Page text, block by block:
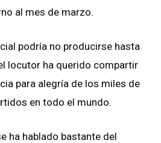
al mes de marzo.
podría no producirse hasta
locutor ha querido compartir
para alegría de los miles de
en todo el mundo.
ha hablado bastante del